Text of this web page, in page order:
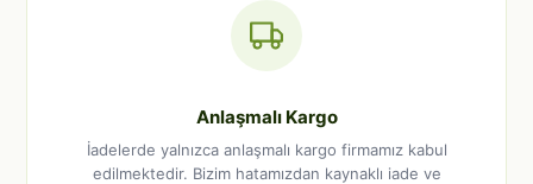
Anlaşmalı Kargo
İadelerde yalnızca anlaşmalı kargo firmamız kabul
edilmektedir. Bizim hatamızdan kaynaklı iade ve